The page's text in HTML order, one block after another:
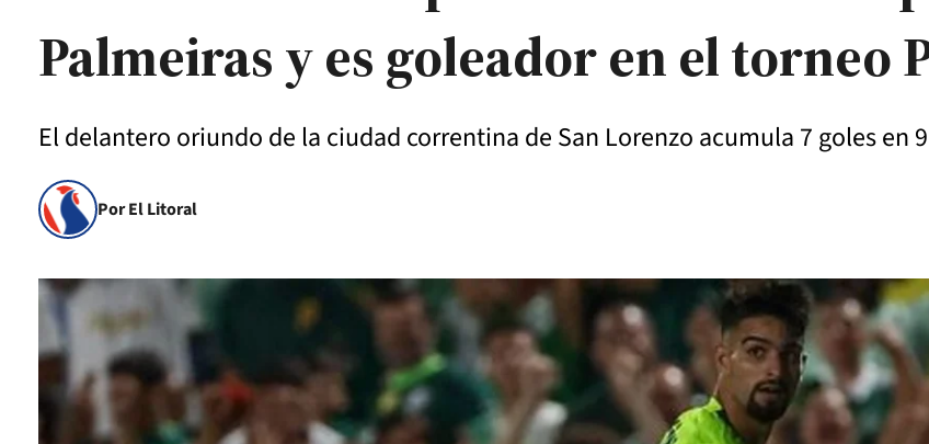
Palmeiras y es goleador en el torneo
El delantero oriundo de la ciudad correntina de San Lorenzo acumula 7 goles en
Por El Litoral